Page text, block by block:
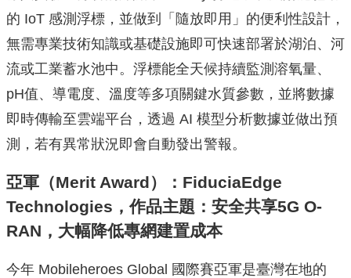
的 IoT 感測浮標，並做到「隨放即用」的便利性設計，
無需專業技術知識或基礎設施即可快速部署於湖泊、河
流或工業蓄水池中。浮標能全天候持續監測溶氧量、
pH值、導電度、溫度等多項關鍵水質參數，並將數據
即時傳輸至雲端平台，透過 AI 模型分析數據並做出預
測，若有異常狀況即會自動發出警報。
亞軍（Merit Award）：FiduciaEdge
Technologies，作品主題：安全共享5G O-
RAN，大幅降低專網建置成本
今年 Mobileheroes Global 國際賽亞軍是臺灣在地的